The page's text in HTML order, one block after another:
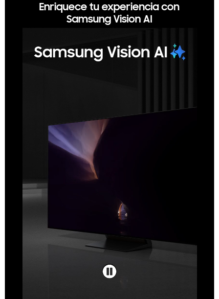
Enriquece tu experiencia con
Samsung Vision AI